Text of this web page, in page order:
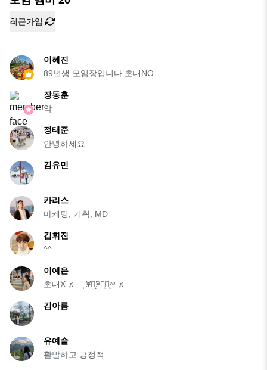
최근가입
이혜진
89년생 모임장입니다 초대NO
장동훈
악
정태준
안녕하세요
김유민
카리스
마케팅, 기획, MD
김휘진
^^
이예은
초대X ♬. ̇ ͙ ꇇཽͅꇇིͅꇇͅྉ.♬
김아름
유예슬
활발하고 긍정적